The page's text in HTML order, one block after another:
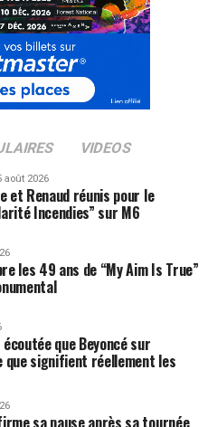
VIDEOS
août 2026
et Renaud réunis pour le
Incendies” sur M6
les 49 ans de “My Aim Is True”
que Beyoncé sur
que signifient réellement les
sa pause après sa tournée